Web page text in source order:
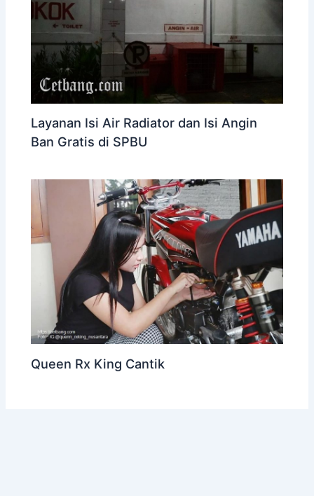
Layanan Isi Air Radiator dan Isi Angin
Ban Gratis di SPBU
Queen Rx King Cantik